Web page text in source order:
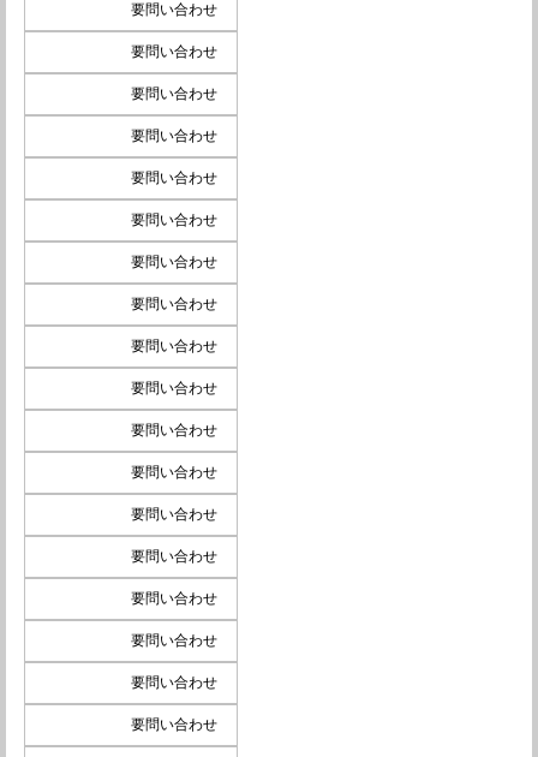
要問い合わせ
要問い合わせ
要問い合わせ
要問い合わせ
要問い合わせ
要問い合わせ
要問い合わせ
要問い合わせ
要問い合わせ
要問い合わせ
要問い合わせ
要問い合わせ
要問い合わせ
要問い合わせ
要問い合わせ
要問い合わせ
要問い合わせ
要問い合わせ